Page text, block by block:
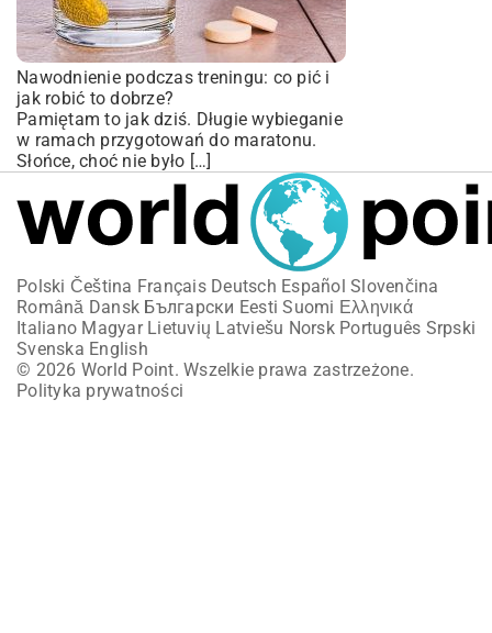
Nawodnienie podczas treningu: co pić i
jak robić to dobrze?
Pamiętam to jak dziś. Długie wybieganie
w ramach przygotowań do maratonu.
Słońce, choć nie było […]
Polski Čeština Français Deutsch Español Slovenčina
Română Dansk Български Eesti Suomi Ελληνικά
Italiano Magyar Lietuvių Latviešu Norsk Português Srpski
Svenska English
© 2026 World Point. Wszelkie prawa zastrzeżone.
Polityka prywatności